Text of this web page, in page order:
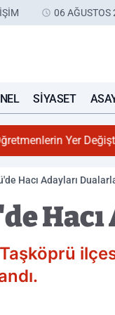
06 AĞUSTOS
SIYASET
Yer
Hacı Adayları